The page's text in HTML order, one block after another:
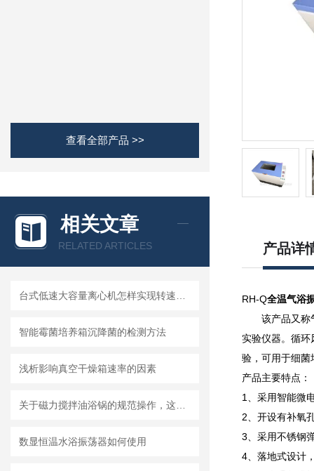
查看全部产品 >>
相关文章
RELATED ARTICLES
智能霉菌培养箱沉降菌的检测方法
浅析影响真空干燥箱速率的因素
数显恒温水浴振荡器如何使用
产品详
RH-Q全温气浴
该产品又称
实验仪器。循环
验，可用于细菌
产品主要特点：
1、采用智能微
2、开设有补氧
3、采用不锈钢
4、落地式设计